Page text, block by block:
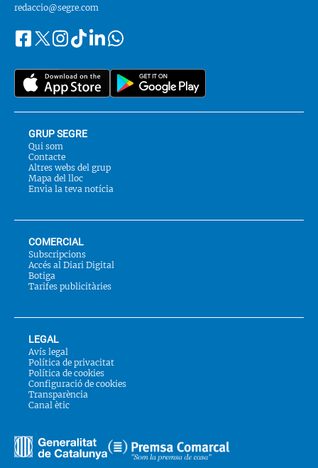
redaccio@segre.com
Segueix-
a::
FacebookInstagram
TiktokLinkedinWhatsapp
GRUP SEGRE
Qui som
Contacte
Altres webs del grup
Mapa del lloc
Envia la teva notícia
COMERCIAL
Subscripcions
Accés al Diari Digital
Botiga
Tarifes publicitàries
LEGAL
Avís legal
Política de privacitat
Política de cookies
Configuració de cookies
Transparència
Canal ètic